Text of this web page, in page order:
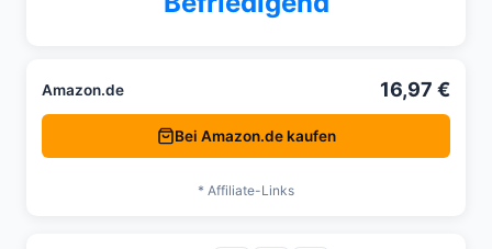
Amazon.de 16,97 €
Bei Amazon.de kaufen
* Affiliate-Links